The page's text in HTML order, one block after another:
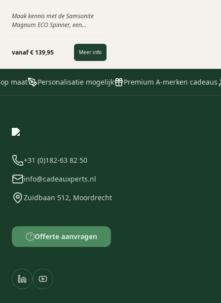
Maak kennis met de Samsonite
Magnum ECO Spinner, een
duurzaamheid voor reizigers die op
zoek zijn naar een stevige, veilige en
verbluffende reispartner. De
collectie is gemaakt met
gerecycleerd huishoudelijk afval,
vervaardigd in Europa en is
vanaf € 139,95 Meer info
maat Personalisatie mogelijk Premium A-merken cadeaus
+31 (0)182-63 82 50
info@cadeauxperts.nl
Zuidbaan 512, Moordrecht
? Offerte aanvragen